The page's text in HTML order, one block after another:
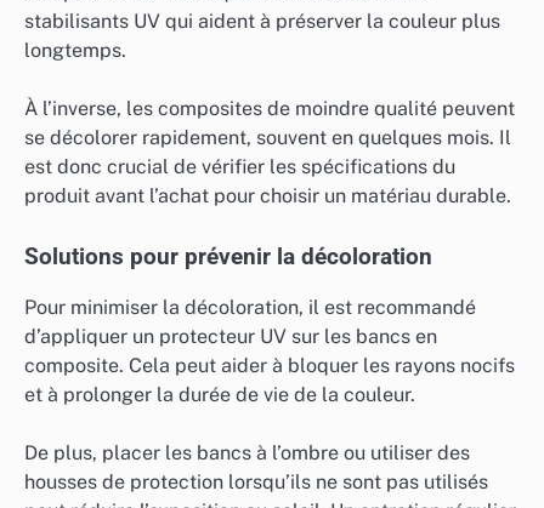
stabilisants UV qui aident à préserver la couleur plus
longtemps.
À l’inverse, les composites de moindre qualité peuvent
se décolorer rapidement, souvent en quelques mois. Il
est donc crucial de vérifier les spécifications du
produit avant l’achat pour choisir un matériau durable.
Solutions pour prévenir la décoloration
Pour minimiser la décoloration, il est recommandé
d’appliquer un protecteur UV sur les bancs en
composite. Cela peut aider à bloquer les rayons nocifs
et à prolonger la durée de vie de la couleur.
De plus, placer les bancs à l’ombre ou utiliser des
housses de protection lorsqu’ils ne sont pas utilisés